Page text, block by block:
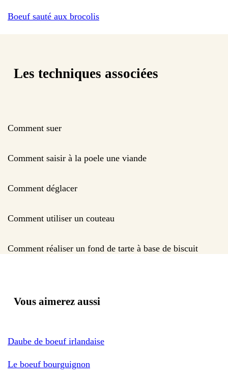
Boeuf sauté aux brocolis
Les techniques associées
Comment suer
Comment saisir à la poele une viande
Comment déglacer
Comment utiliser un couteau
Comment réaliser un fond de tarte à base de biscuit
Vous aimerez aussi
Daube de boeuf irlandaise
Le boeuf bourguignon